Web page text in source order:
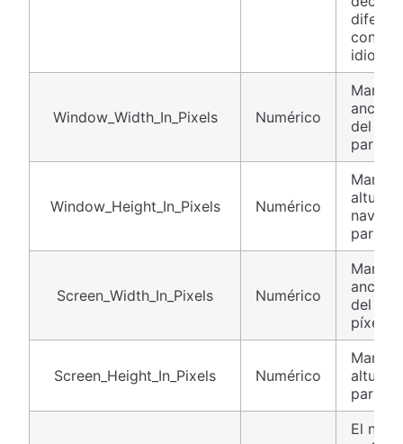
idioma.
Window_Width_In_Pixels Numérico
ancho
del
Window_Height_In_Pixels Numérico
altura
Screen_Width_In_Pixels Numérico
ancho
del
píxeles.
Screen_Height_In_Pixels Numérico
altura
El